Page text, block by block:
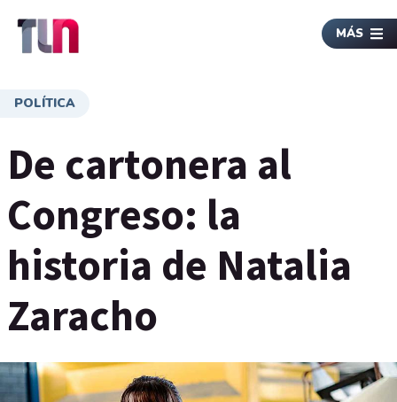
MÁS
POLÍTICA
De cartonera al
Congreso: la
historia de Natalia
Zaracho